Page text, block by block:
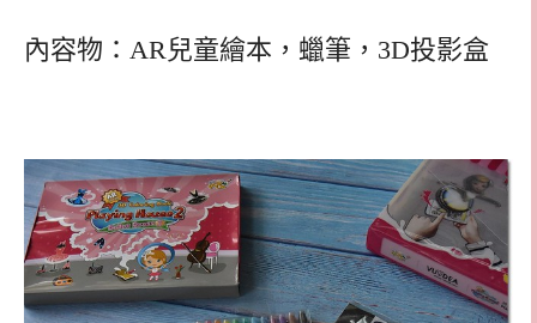
內容物：AR兒童繪本，蠟筆，3D投影盒